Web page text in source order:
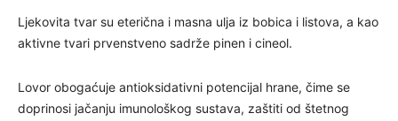
Ljekovita tvar su eterična i masna ulja iz bobica i listova, a kao
aktivne tvari prvenstveno sadrže pinen i cineol.
Lovor obogaćuje antioksidativni potencijal hrane, čime se
doprinosi jačanju imunološkog sustava, zaštiti od štetnog